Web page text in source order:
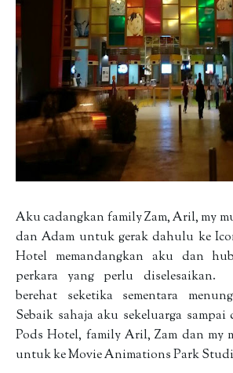
Aku cadangkan family Zam, Aril, my
dan Adam untuk gerak dahulu ke
Hotel memandangkan aku dan
perkara yang perlu diselesaikan.
berehat seketika sementara
Sebaik sahaja aku sekeluarga
Pods Hotel, family Aril, Zam dan my
untuk ke Movie Animations Park